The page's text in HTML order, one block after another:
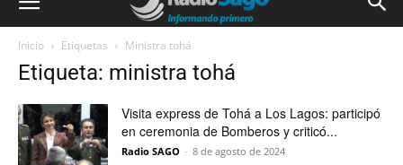
Inicio Etiquetas Ministra tohá
Etiqueta: ministra tohá
Visita express de Tohá a Los Lagos: participó
en ceremonia de Bomberos y criticó...
Radio SAGO - 8 de agosto de 2024